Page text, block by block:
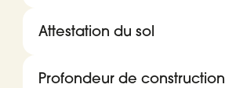
Attestation du sol
Profondeur de construction